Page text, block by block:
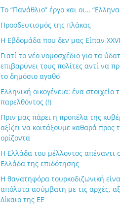
Το “Πανάθλιο” έργο και οι…
Προοδευτισμός της πλάκας
Η Εβδομάδα που δεν μας Είπαν
Γιατί το νέο νομοσχέδιο για τα
επιβαρύνει τους πολίτες αντί να
το δημόσιο αγαθό
Ελληνική οικογένεια: ένα στοιχείο
παρελθόντος (!)
Πριν μας πάρει η προπέλα της
αξίζει να κοιτάξουμε καθαρά προς
ορίζοντα
Η Ελλάδα του μέλλοντος απέναντι
Ελλάδα της επιδότησης
Η θανατηφόρα τουρκοδιζωνική
απόλυτα ασύμβατη με τις αρχές,
Δίκαιο της ΕΕ